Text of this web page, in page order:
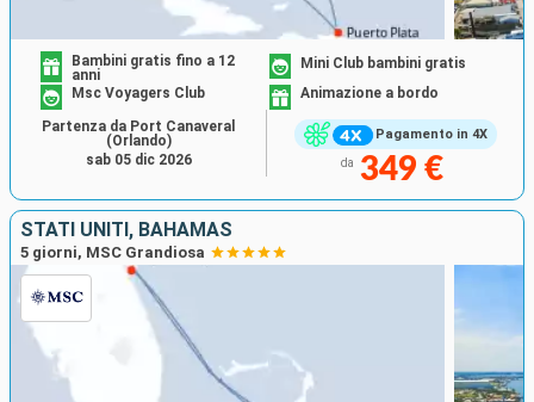
Pagamento in 4X
Bambini gratis fino a 12
anni
Mini Club bambini gratis
Msc Voyagers Club
Animazione a bordo
da 349 €
Partenza da Port Canaveral
(Orlando)
sab 05 dic 2026
STATI UNITI, BAHAMAS
5 giorni, MSC Grandiosa